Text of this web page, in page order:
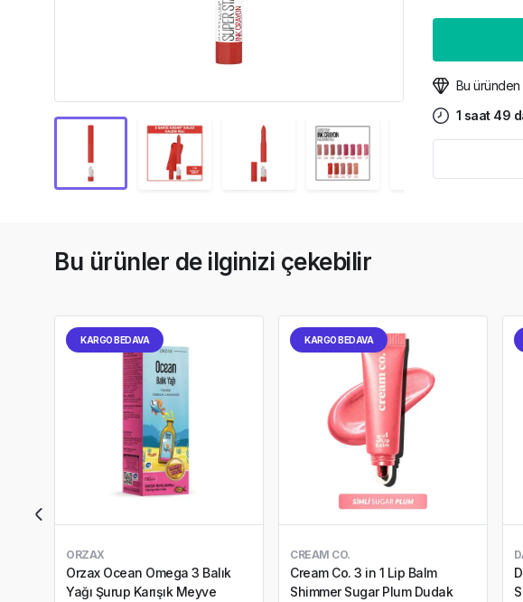
Bu üründen
1 saat 49
Bu ürünler de ilginizi çekebilir
KARGO BEDAVA
ORZAX
Orzax Ocean Omega 3 Balık
Yağı Şurup Karışık Meyve
KARGO BEDAVA
CREAM CO.
Cream Co. 3 in 1 Lip Balm
Shimmer Sugar Plum Dudak